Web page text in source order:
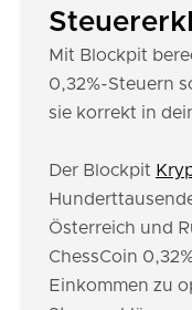
Mit Blockpit
0,32%-Steuern
sie korrekt in
Der Blockpit
Österreich und
ChessCoin
Einkommen zu